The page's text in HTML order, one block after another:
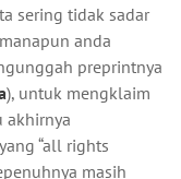
sering tidak sadar
anda
preprintnya
), untuk mengklaim
akhirnya
“all rights
masih